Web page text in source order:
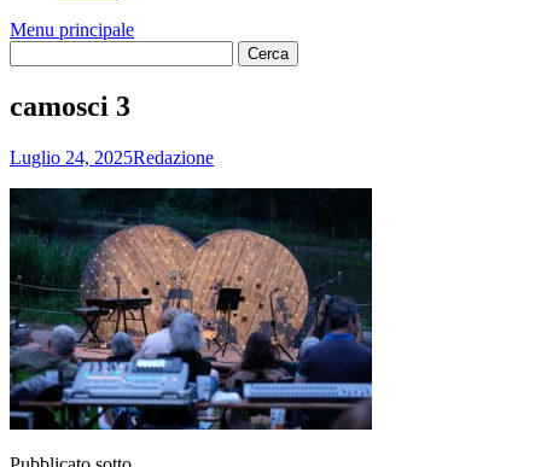
Menu principale
camosci 3
Luglio 24, 2025Redazione